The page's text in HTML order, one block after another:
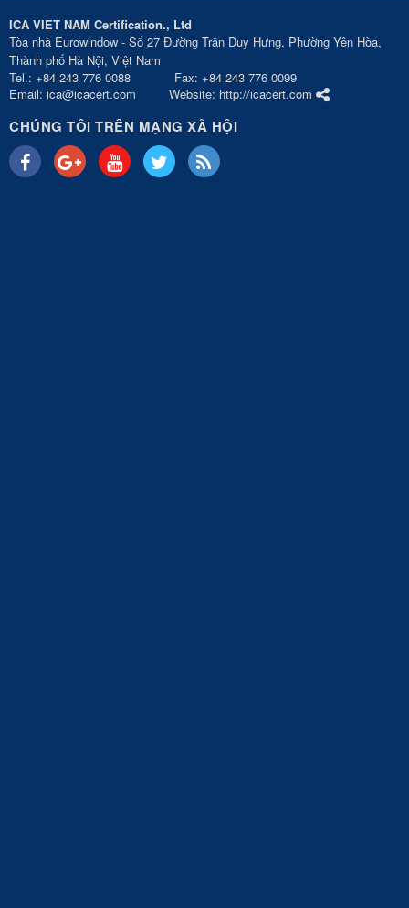
ICA VIET NAM Certification., Ltd
Tòa nhà Eurowindow - Số 27 Đường Trần Duy Hưng, Phường Yên Hòa,
Thành phố Hà Nội, Việt Nam
Tel.: +84 243 776 0088 Fax: +84 243 776 0099
Email: ica@icacert.com Website: http://icacert.com
CHÚNG TÔI TRÊN MẠNG XÃ HỘI